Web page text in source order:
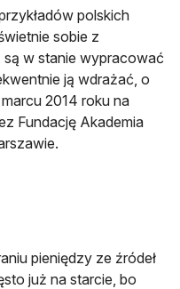
polskich
sobie z
są w stanie wypracować
ją wdrażać, o
2014 roku na
Fundację Akademia
pieniędzy ze źródeł
już na starcie, bo